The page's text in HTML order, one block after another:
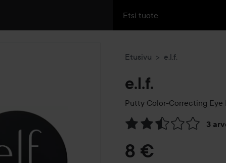
Etusivu e.l.f.
e.l.f.
Putty Color-Correcting Eye
3
Siirtyä jhk Arvosana &
8 €